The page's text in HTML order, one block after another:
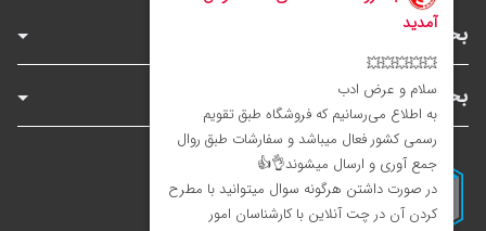
بخش‌های فروشگاه
بخش‌های سایت